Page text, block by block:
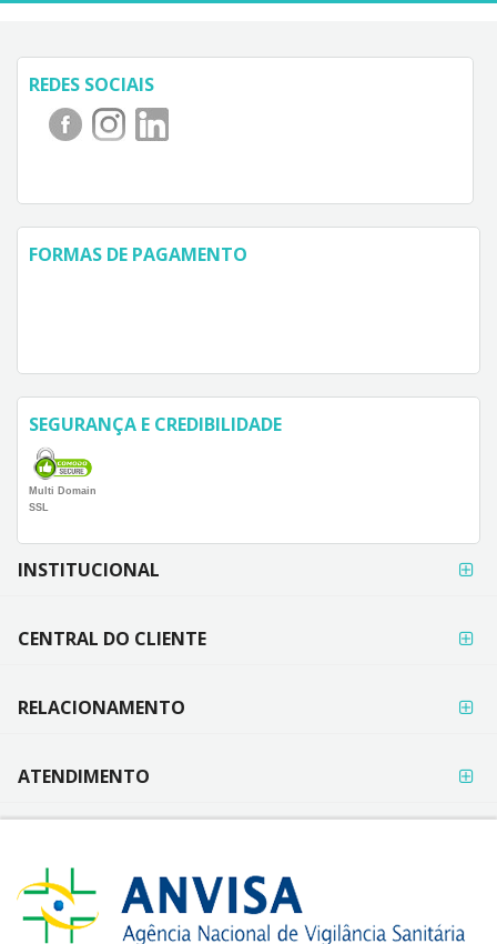
REDES SOCIAIS
FORMAS DE PAGAMENTO
SEGURANÇA E CREDIBILIDADE
Multi Domain
SSL
FORMAS DE
PAGAMENTO
INSTITUCIONAL
CENTRAL DO CLIENTE
RELACIONAMENTO
ATENDIMENTO